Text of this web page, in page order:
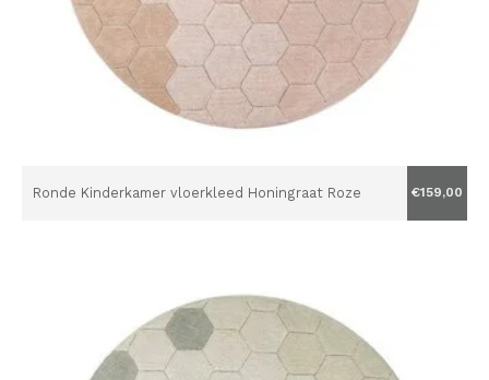
Ronde Kinderkamer vloerkleed Honingraat Roze €159,00